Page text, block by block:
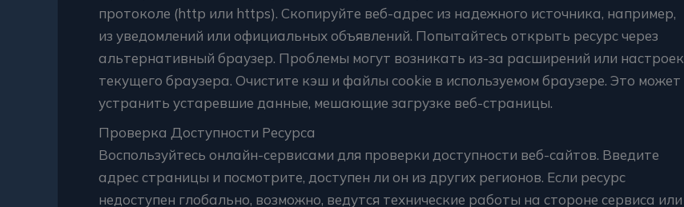
протоколе (http или https). Скопируйте веб-адрес из надежного источника, например,
из уведомлений или официальных объявлений. Попытайтесь открыть ресурс через
альтернативный браузер. Проблемы могут возникать из-за расширений или настроек
текущего браузера. Очистите кэш и файлы cookie в используемом браузере. Это может
устранить устаревшие данные, мешающие загрузке веб-страницы.
Проверка Доступности Ресурса
Воспользуйтесь онлайн-сервисами для проверки доступности веб-сайтов. Введите
адрес страницы и посмотрите, доступен ли он из других регионов. Если ресурс
недоступен глобально, возможно, ведутся технические работы на стороне сервиса или